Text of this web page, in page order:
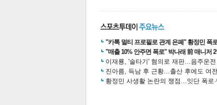
"카톡 멀티 프로필로 관계 은폐" 황정민 폭
"매출 10% 안주면 폭로" 박나래 前 매니저
이재룡, '술타기' 혐의로 재판…음주운
진아름, 득남 후 근황…출산 후에도 여
황정민 사생활 논란의 쟁점…잇단 폭로